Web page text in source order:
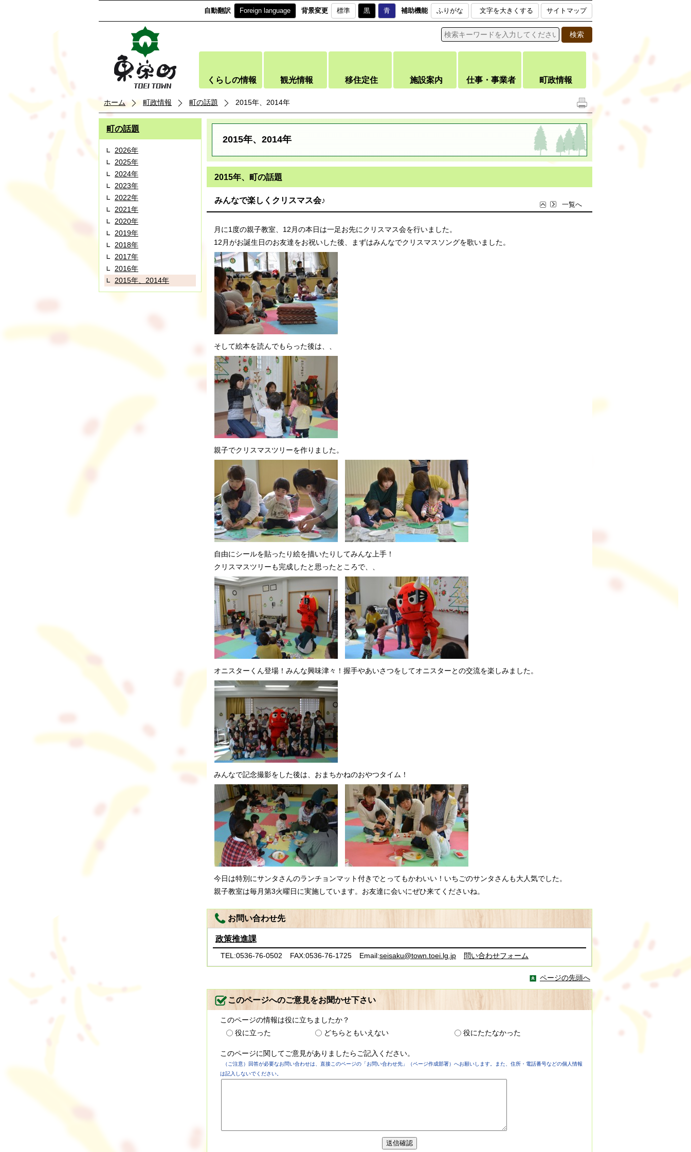
自動翻訳 Foreign language 背景変更 標準 黒 青 補助機能 ふりがな 文字を大きくする サイトマップ
くらしの情報 観光情報 移住定住 施設案内 仕事・事業者 町政情報
ホーム 町政情報 町の話題 2015年、2014年
町の話題
2026年
2025年
2024年
2023年
2022年
2021年
2020年
2019年
2018年
2017年
2016年
2015年、2014年
2015年、2014年
2015年、町の話題
みんなで楽しくクリスマス会♪ 一覧へ
月に1度の親子教室、12月の本日は一足お先にクリスマス会を行いました。
12月がお誕生日のお友達をお祝いした後、まずはみんなでクリスマスソングを歌いました。
そして絵本を読んでもらった後は、、
親子でクリスマスツリーを作りました。
自由にシールを貼ったり絵を描いたりしてみんな上手！
クリスマスツリーも完成したと思ったところで、、
オニスターくん登場！みんな興味津々！握手やあいさつをしてオニスターとの交流を楽しみました。
みんなで記念撮影をした後は、おまちかねのおやつタイム！
今日は特別にサンタさんのランチョンマット付きでとってもかわいい！いちごのサンタさんも大人気でした。
親子教室は毎月第3火曜日に実施しています。お友達に会いにぜひ来てくださいね。
お問い合わせ先
政策推進課
TEL:0536-76-0502 FAX:0536-76-1725 Email:seisaku@town.toei.lg.jp 問い合わせフォーム
ページの先頭へ
このページへのご意見をお聞かせ下さい
このページの情報は役に立ちましたか？
役に立った
どちらともいえない 役にたたなかった
このページに関してご意見がありましたらご記入ください。
（ご注意）回答が必要なお問い合わせは、直接このページの「お問い合わせ先」（ページ作成部署）へお願いします。また、住所・電話番号などの個人情報
は記入しないでください。